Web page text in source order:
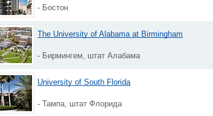
- Бостон
The University of Alabama at Birmingham
- Бирмингем, штат Алабама
University of South Florida
- Тампа, штат Флорида